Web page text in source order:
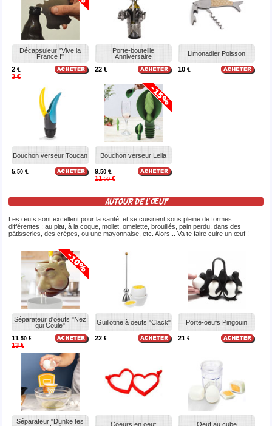
Décapsuleur "Vive la
France !"
2 €
3 €
Porte-bouteille
Anniversaire
22 €
Limonadier Poisson
10 €
Bouchon verseur Toucan
5.50 €
Bouchon verseur Leila
9.50 €
11.50€
AUTOUR DE L'ŒUF
Les œufs sont excellent pour la santé, et se cuisinent sous pleine de formes
différentes : au plat, à la coque, mollet, omelette, brouillés, pain perdu, dans des
pâtisseries, des crêpes, ou une mayonnaise, etc. Alors... Va te faire cuire un œuf !
Séparateur d'oeufs "Nez
qui Coule"
11.50 €
13 €
Guillotine à oeufs "Clack"
22 €
Porte-oeufs Pingouin
21 €
Séparateur "Dunke tes
Coeurs en oeuf Oeuf au cube